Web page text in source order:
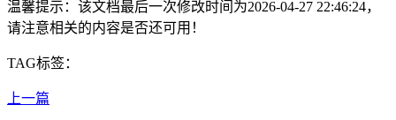
温馨提示：该文档最后一次修改时间为2026-04-27 22:46:24，
请注意相关的内容是否还可用！
TAG标签：
上一篇